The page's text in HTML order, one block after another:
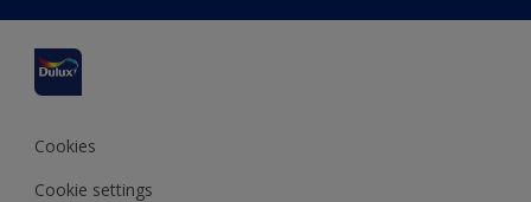
Ispirazioni
Consigli Pratici
Termini e Condizioni
Resa del colore
Cookies
Cookie settings